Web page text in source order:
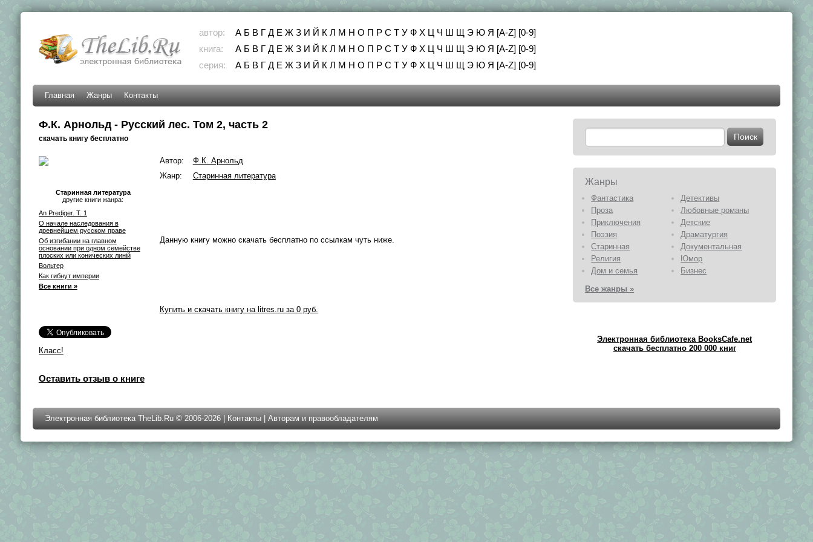
автор: А Б В Г Д Е Ж З И Й К Л М Н О П Р С Т У Ф Х Ц Ч Ш Щ Э Ю Я [A-Z] [0-9]
книга:
А Б В Г Д Е Ж З И Й К Л М Н О П Р С Т У Ф Х Ц Ч Ш Щ Э Ю Я [A-Z] [0-9]
серия:
А Б В Г Д Е Ж З И Й К Л М Н О П Р С Т У Ф Х Ц Ч Ш Щ Э Ю Я [A-Z] [0-9]
Главная Жанры Контакты
Ф.К. Арнольд - Русский лес. Том 2, часть 2
скачать книгу бесплатно
Старинная литература
другие книги жанра:
An Prediger. T. 1
О начале наследования в
древнейшем русском праве
Об изгибании на главном
основании при одном семействе
плоских или конических линiй
Вольтер
Как гибнут империи
Все книги »
Класс!
Автор:
Ф.К. Арнольд
Жанр:
Старинная литература
Данную книгу можно скачать бесплатно по ссылкам чуть ниже.
Купить и скачать книгу на litres.ru за 0 руб.
Оставить отзыв о книге
Жанры
Фантастика
Детективы
Проза
Любовные романы
Приключения
Детские
Поэзия
Драматургия
Старинная
Документальная
Религия
Юмор
Дом и семья
Бизнес
Все жанры »
Электронная библиотека BooksCafe.net
скачать бесплатно 200 000 книг
Электронная библиотека TheLib.Ru © 2006-2026 | Контакты| Авторам и правообладателям